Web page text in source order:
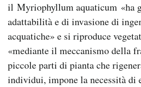
il Myriophyllum aquaticum «ha
adattabilità e di invasione di
acquatiche» e si riproduce
«mediante il meccanismo della
piccole parti di pianta che
individui, impone la necessità di